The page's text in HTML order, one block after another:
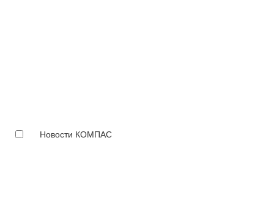
Новости КОМПАС